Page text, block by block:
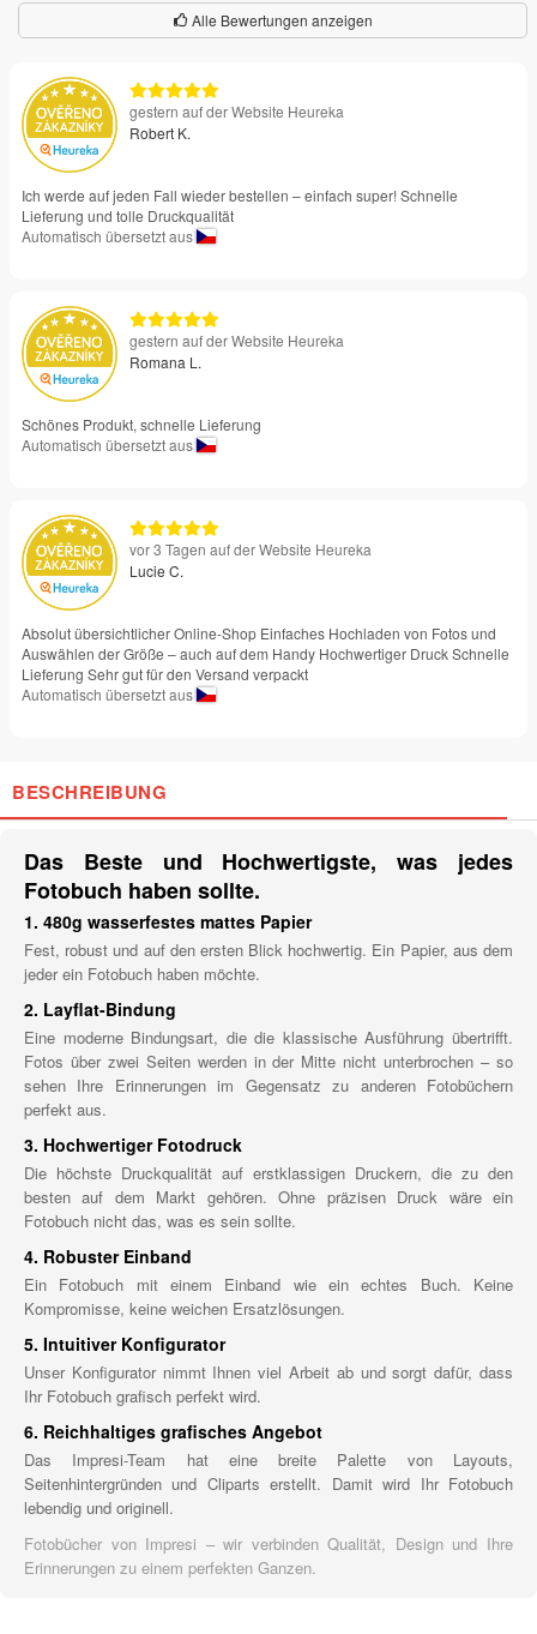
Alle Bewertungen anzeigen
gestern auf der Website Heureka
Robert K.
Ich werde auf jeden Fall wieder bestellen – einfach super! Schnelle
Lieferung und tolle Druckqualität
Automatisch übersetzt aus
gestern auf der Website Heureka
Romana L.
Schönes Produkt, schnelle Lieferung
Automatisch übersetzt aus
vor 3 Tagen auf der Website Heureka
Lucie C.
Absolut übersichtlicher Online-Shop Einfaches Hochladen von Fotos und
Auswählen der Größe – auch auf dem Handy Hochwertiger Druck Schnelle
Lieferung Sehr gut für den Versand verpackt
Automatisch übersetzt aus
BESCHREIBUNG
Das Beste und Hochwertigste, was jedes
Fotobuch haben sollte.
1. 480g wasserfestes mattes Papier
Fest, robust und auf den ersten Blick hochwertig. Ein Papier, aus dem
jeder ein Fotobuch haben möchte.
2. Layflat-Bindung
Eine moderne Bindungsart, die die klassische Ausführung übertrifft.
Fotos über zwei Seiten werden in der Mitte nicht unterbrochen – so
sehen Ihre Erinnerungen im Gegensatz zu anderen Fotobüchern
perfekt aus.
3. Hochwertiger Fotodruck
Die höchste Druckqualität auf erstklassigen Druckern, die zu den
besten auf dem Markt gehören. Ohne präzisen Druck wäre ein
Fotobuch nicht das, was es sein sollte.
4. Robuster Einband
Ein Fotobuch mit einem Einband wie ein echtes Buch. Keine
Kompromisse, keine weichen Ersatzlösungen.
5. Intuitiver Konfigurator
Unser Konfigurator nimmt Ihnen viel Arbeit ab und sorgt dafür, dass
Ihr Fotobuch grafisch perfekt wird.
6. Reichhaltiges grafisches Angebot
Das Impresi-Team hat eine breite Palette von Layouts,
Seitenhintergründen und Cliparts erstellt. Damit wird Ihr Fotobuch
lebendig und originell.
Fotobücher von Impresi – wir verbinden Qualität, Design und Ihre
Erinnerungen zu einem perfekten Ganzen.